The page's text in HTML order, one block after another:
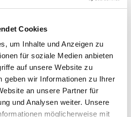
Cookies
um Inhalte und Anzeigen zu
für soziale Medien anbieten
auf unsere Website zu
geben wir Informationen zu Ihrer
an unsere Partner für
und Analysen weiter. Unsere
möglicherweise mit